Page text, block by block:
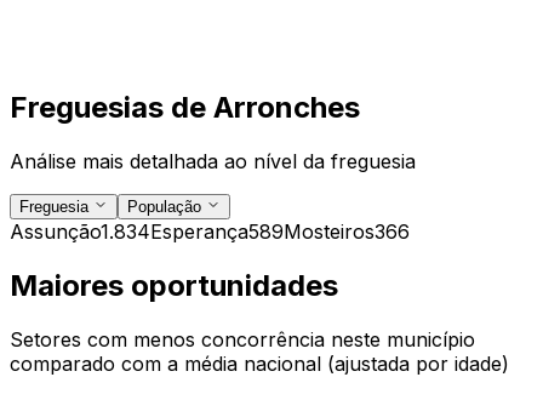
Freguesias de Arronches
Análise mais detalhada ao nível da freguesia
Freguesia População
Assunção1.834Esperança589Mosteiros366
Maiores oportunidades
Setores com menos concorrência neste município
comparado com a média nacional (ajustada por idade)